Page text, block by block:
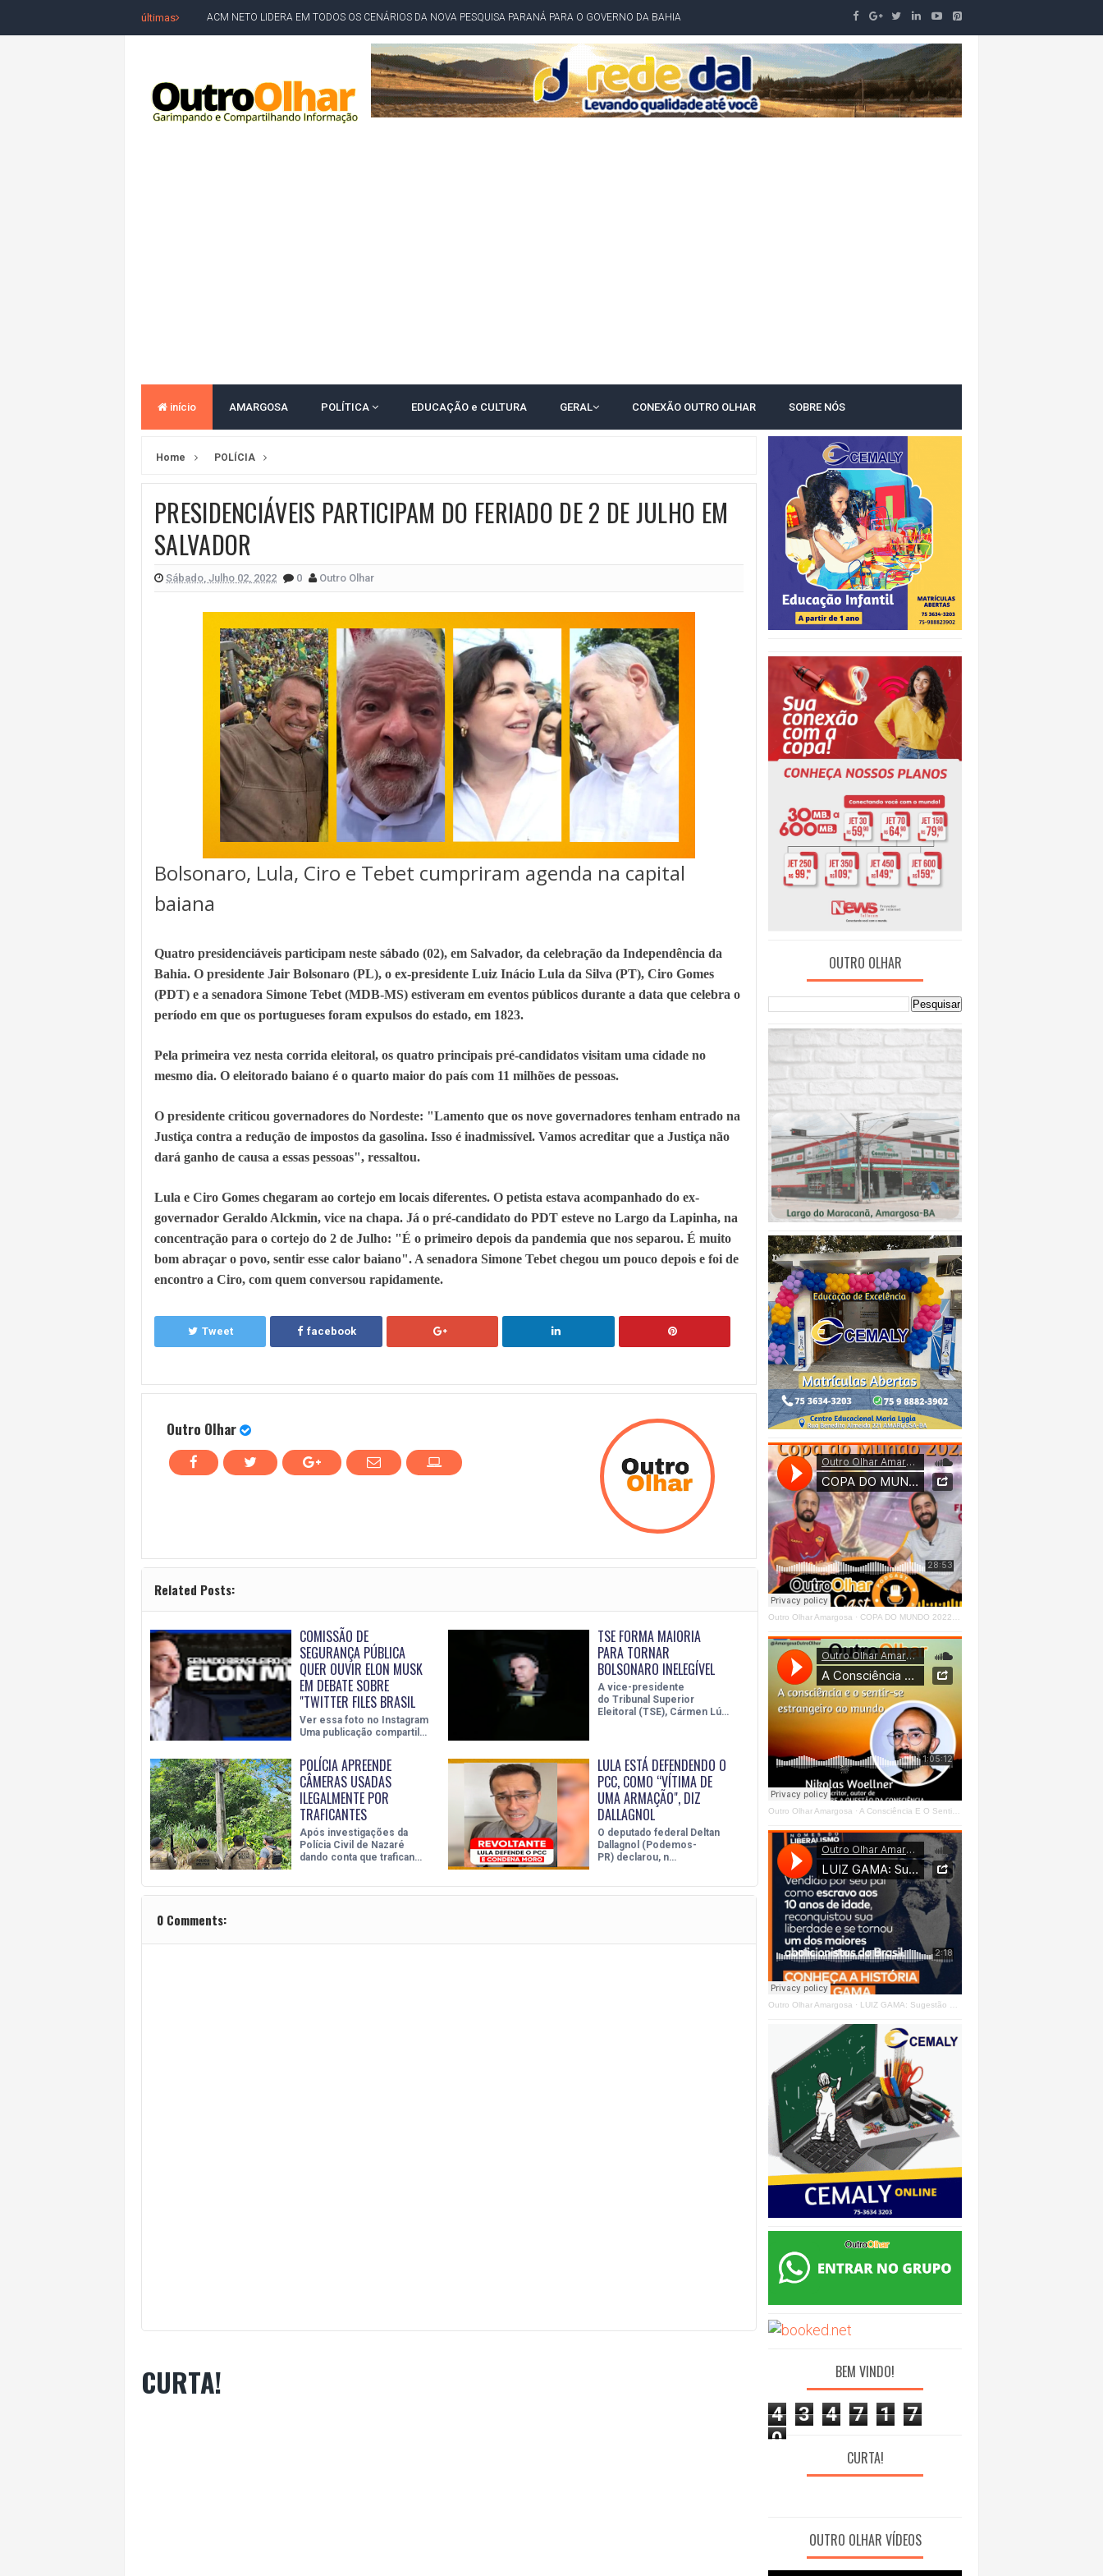
últimas ACM NETO LIDERA EM TODOS OS CENÁRIOS DA NOVA PESQUISA PARANÁ PARA O GOVERNO DA BAHIA
LEVARAM CELULARES: Prefeito e presidente de Câmara são furtados em convenção do PT na Bahia
CONVENÇÃO DO PT MARCA INÍCIO DA CAMPANHA DE JERÔNIMO COM DISCURSO MODERADO DE LULA
REDES SOCIAIS REFLETEM DISPUTA PELO GOVERNO DA BAHIA COM VANTAGEM PARA ACM NETO EM ENQUETES
ELEIÇÕES NA BAHIA: PSOL E REDE OFICIALIZAM CHAPA PURA COM RONALDO MANSUR E MEIRE REIS
DEFENSORIA PÚBLICA REALIZA MUTIRÃO GRATUITO DE DNA EM AMARGOSA PARA RECONHECIMENTO DE PATERNIDADE
MILEI CHAMA LULA DE "LADRÃO E CORRUPTO" E ELEVA TENSÃO DIPLOMÁTICA ENTRE BRASIL E ARGENTINA
início AMARGOSA POLÍTICA EDUCAÇÃO e CULTURA GERAL CONEXÃO OUTRO OLHAR SOBRE NÓS
Home POLÍCIA
PRESIDENCIÁVEIS PARTICIPAM DO FERIADO DE 2 DE JULHO EM
SALVADOR
Sábado, Julho 02, 2022 0 Outro Olhar
Bolsonaro, Lula, Ciro e Tebet cumpriram agenda na capital
baiana
Quatro presidenciáveis participam neste sábado (02), em Salvador, da celebração da Independência da
Bahia. O presidente Jair Bolsonaro (PL), o ex-presidente Luiz Inácio Lula da Silva (PT), Ciro Gomes
(PDT) e a senadora Simone Tebet (MDB-MS) estiveram em eventos públicos durante a data que celebra o
período em que os portugueses foram expulsos do estado, em 1823.
Pela primeira vez nesta corrida eleitoral, os quatro principais pré-candidatos visitam uma cidade no
mesmo dia. O eleitorado baiano é o quarto maior do país com 11 milhões de pessoas.
O presidente criticou governadores do Nordeste: "Lamento que os nove governadores tenham entrado na
Justiça contra a redução de impostos da gasolina. Isso é inadmissível. Vamos acreditar que a Justiça não
dará ganho de causa a essas pessoas", ressaltou.
Lula e Ciro Gomes chegaram ao cortejo em locais diferentes. O petista estava acompanhado do ex-
governador Geraldo Alckmin, vice na chapa. Já o pré-candidato do PDT esteve no Largo da Lapinha, na
concentração para o cortejo do 2 de Julho: "É o primeiro depois da pandemia que nos separou. É muito
bom abraçar o povo, sentir esse calor baiano". A senadora Simone Tebet chegou um pouco depois e foi de
encontro a Ciro, com quem conversou rapidamente.
Tweet facebook
Outro Olhar
Related Posts:
COMISSÃO DE
SEGURANÇA PÚBLICA
QUER OUVIR ELON MUSK
EM DEBATE SOBRE
"TWITTER FILES BRASIL
Ver essa foto no Instagram
Uma publicação compartil…
TSE FORMA MAIORIA
PARA TORNAR
BOLSONARO INELEGÍVEL
A vice-presidente
do Tribunal Superior
Eleitoral (TSE), Cármen Lú…
POLÍCIA APREENDE
CÂMERAS USADAS
ILEGALMENTE POR
TRAFICANTES
Após investigações da
Polícia Civil de Nazaré
dando conta que trafican…
LULA ESTÁ DEFENDENDO O
PCC, COMO “VÍTIMA DE
UMA ARMAÇÃO", DIZ
DALLAGNOL
O deputado federal Deltan
Dallagnol (Podemos-
PR) declarou, n…
0 Comments:
CURTA!
OUTRO OLHAR
Outro Olhar Amargosa · COPA DO MUNDO 2022 - OUTRO OLHAR CAST #O1 Right
Outro Olhar Amargosa · A Consciência E O Sentir - Se Estrangeiro Ao Mundo
Outro Olhar Amargosa · LUIZ GAMA: Sugestão Outro Olhar
BEM VINDO!
4 3 4 7 1
7
0
CURTA!
OUTRO OLHAR VÍDEOS